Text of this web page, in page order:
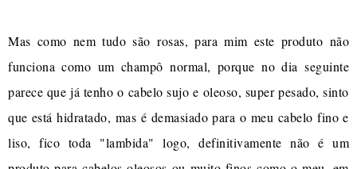
Mas como nem tudo são rosas, para mim este produto não
funciona como um champô normal, porque no dia seguinte
parece que já tenho o cabelo sujo e oleoso, super pesado, sinto
que está hidratado, mas é demasiado para o meu cabelo fino e
liso, fico toda "lambida" logo, definitivamente não é um